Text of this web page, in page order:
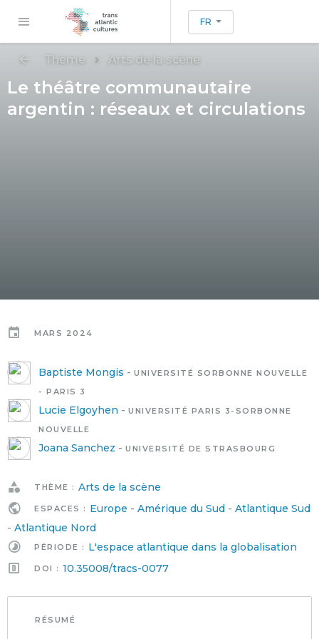
FR
Thème Arts de la scène
Le théâtre communautaire
argentin : réseaux et circulations
MARS 2024
Baptiste Mongis - UNIVERSITÉ SORBONNE NOUVELLE
- PARIS 3
Lucie Elgoyhen - UNIVERSITÉ PARIS 3-SORBONNE
NOUVELLE
Joana Sanchez - UNIVERSITÉ DE STRASBOURG
THÈME : Arts de la scène
ESPACES : Europe - Amérique du Sud - Atlantique Sud
- Atlantique Nord
PÉRIODE : L'espace atlantique dans la globalisation
DOI : 10.35008/tracs-0077
RÉSUMÉ